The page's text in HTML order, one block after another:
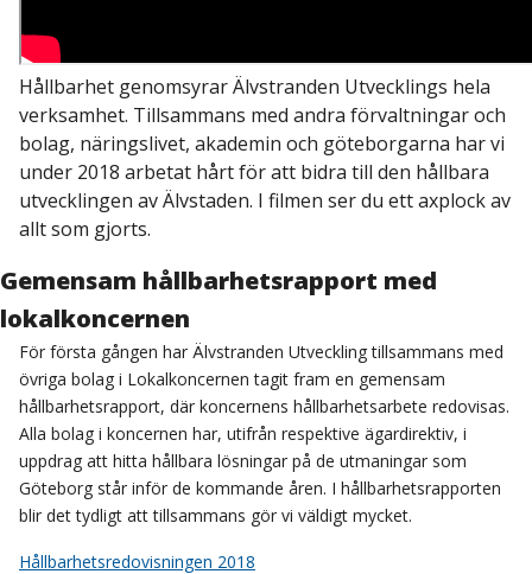
Hållbarhet genomsyrar Älvstranden Utvecklings hela
verksamhet. Tillsammans med andra förvaltningar och
bolag, näringslivet, akademin och göteborgarna har vi
under 2018 arbetat hårt för att bidra till den hållbara
utvecklingen av Älvstaden. I filmen ser du ett axplock av
allt som gjorts.
Gemensam hållbarhetsrapport med
lokalkoncernen
För första gången har Älvstranden Utveckling tillsammans med
övriga bolag i Lokalkoncernen tagit fram en gemensam
hållbarhetsrapport, där koncernens hållbarhetsarbete redovisas.
Alla bolag i koncernen har, utifrån respektive ägardirektiv, i
uppdrag att hitta hållbara lösningar på de utmaningar som
Göteborg står inför de kommande åren. I hållbarhetsrapporten
blir det tydligt att tillsammans gör vi väldigt mycket.
Hållbarhetsredovisningen 2018